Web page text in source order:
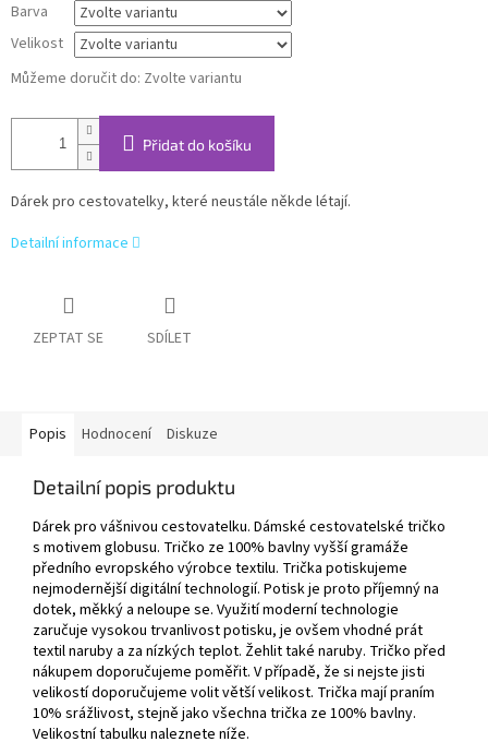
Barva
Velikost
Můžeme doručit do: Zvolte variantu
Přidat do košíku
Dárek pro cestovatelky, které neustále někde létají.
Detailní informace
ZEPTAT SE SDÍLET
Popis Hodnocení Diskuze
Detailní popis produktu
Dárek pro vášnivou cestovatelku. Dámské cestovatelské tričko
s motivem globusu. Tričko ze 100% bavlny vyšší gramáže
předního evropského výrobce textilu. Trička potiskujeme
nejmodernější digitální technologií. Potisk je proto příjemný na
dotek, měkký a neloupe se. Využití moderní technologie
zaručuje vysokou trvanlivost potisku, je ovšem vhodné prát
textil naruby a za nízkých teplot. Žehlit také naruby. Tričko před
nákupem doporučujeme poměřit. V případě, že si nejste jisti
velikostí doporučujeme volit větší velikost. Trička mají praním
10% srážlivost, stejně jako všechna trička ze 100% bavlny.
Velikostní tabulku naleznete níže.